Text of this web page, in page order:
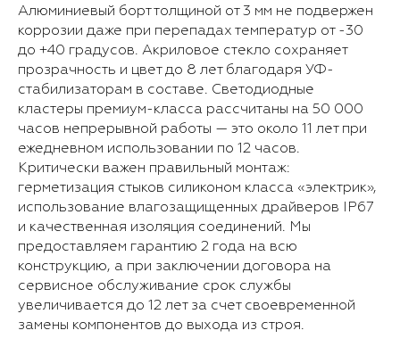
Алюминиевый борт толщиной от 3 мм не подвержен
коррозии даже при перепадах температур от -30
до +40 градусов. Акриловое стекло сохраняет
прозрачность и цвет до 8 лет благодаря УФ-
стабилизаторам в составе. Светодиодные
кластеры премиум-класса рассчитаны на 50 000
часов непрерывной работы — это около 11 лет при
ежедневном использовании по 12 часов.
Критически важен правильный монтаж:
герметизация стыков силиконом класса «электрик»,
использование влагозащищенных драйверов IP67
и качественная изоляция соединений. Мы
предоставляем гарантию 2 года на всю
конструкцию, а при заключении договора на
сервисное обслуживание срок службы
увеличивается до 12 лет за счет своевременной
замены компонентов до выхода из строя.